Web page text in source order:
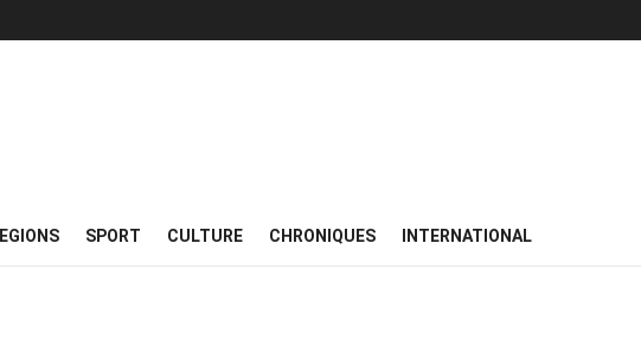
SPORT CULTURE CHRONIQUES INTERNATIONAL